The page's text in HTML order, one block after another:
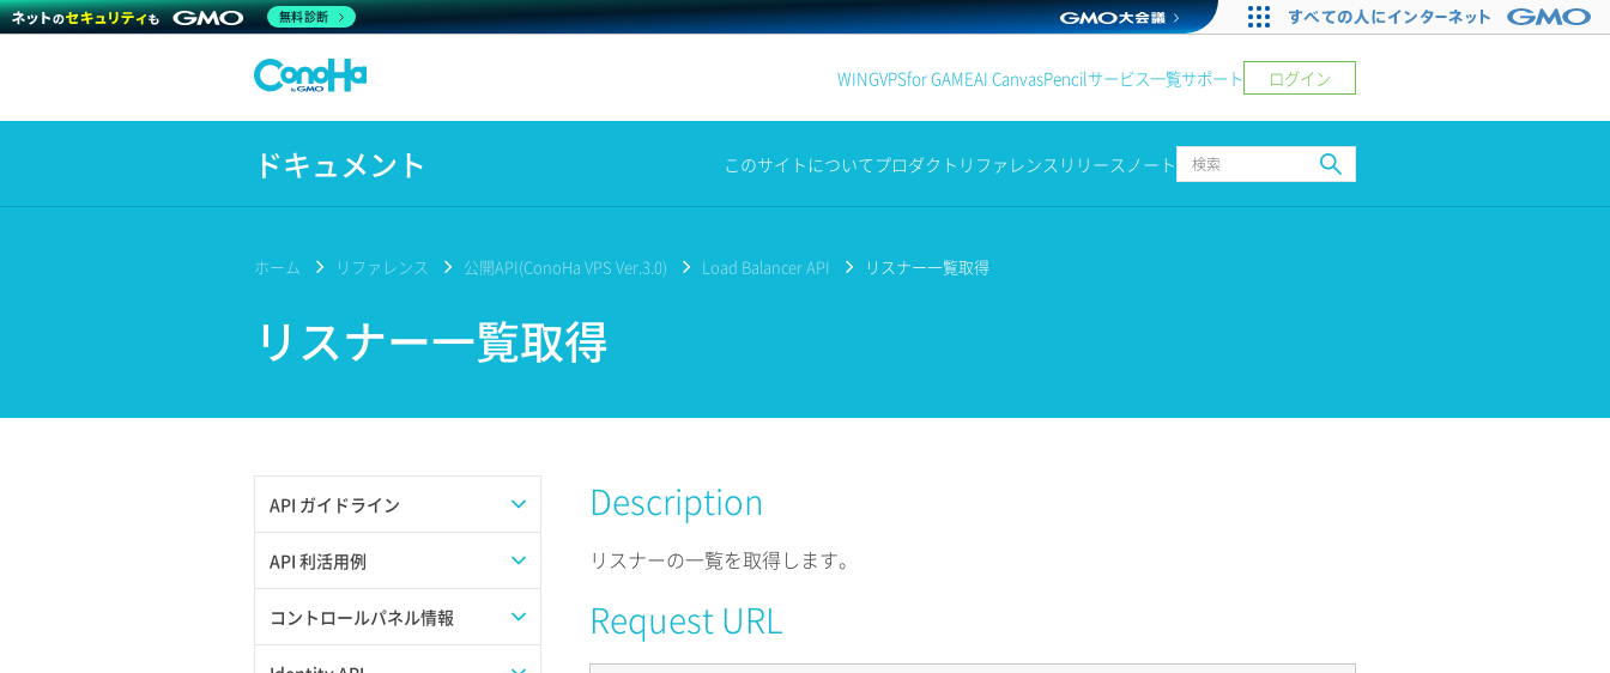
WINGVPSfor GAMEAI CanvasPencilサービス一覧サポート ログイン
ドキュメント このサイトについてプロダクト リファレンス リリースノート
ホーム リファレンス 公開API(ConoHa VPS Ver.3.0) Load Balancer API リスナー一覧取得
リスナー一覧取得
API ガイドライン
APIのご利用について
API 利活用例
APIでAPIサブユーザーを作成する
APIでVPSにISOイメージを挿入する
コントロールパネル情報
Description
リスナーの一覧を取得します。
Request URL
無料診断